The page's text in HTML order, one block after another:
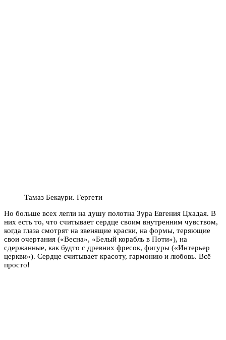
Тамаз Бекаури. Гергети
Но больше всех легли на душу полотна Зура Евгения Цхадая. В
них есть то, что считывает сердце своим внутренним чувством,
когда глаза смотрят на звенящие краски, на формы, теряющие
свои очертания («Весна», «Белый корабль в Поти»), на
сдержанные, как будто с древних фресок, фигуры («Интерьер
церкви»). Сердце считывает красоту, гармонию и любовь. Всё
просто!